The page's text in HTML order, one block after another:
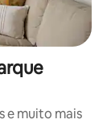
e muito mais